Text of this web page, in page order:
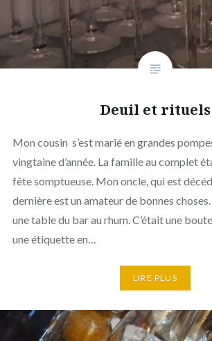
Deuil et rituels
Mon cousin s’est marié en grandes
vingtaine d’année. La famille au complet
fête somptueuse. Mon oncle, qui est
dernière est un amateur de bonnes
une table du bar au rhum. C’était une
une étiquette en…
LIRE PLUS